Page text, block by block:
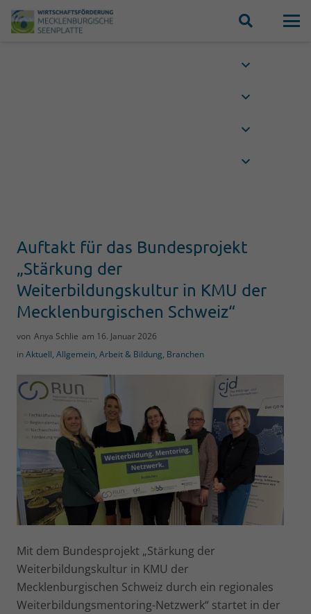
Auftakt für das Bundesprojekt
„Stärkung der
Weiterbildungskultur in KMU der
Mecklenburgischen Schweiz“
von Anya Schlie am 16. Januar 2026
inAktuell, Allgemein, Arbeit & Bildung, Branchen
Mit dem Bundesprojekt „Stärkung der
Weiterbildungskultur in KMU der
Mecklenburgischen Schweiz durch ein regionales
Weiterbildungsmentoring-Netzwerk“ startet in der